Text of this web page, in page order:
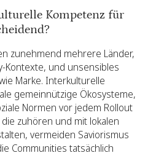
Kompetenz für
zunehmend mehrere Länder,
Kontexte, und unsensibles
Marke. Interkulturelle
gemeinnützige Ökosysteme,
Normen vor jedem Rollout
zuhören und mit lokalen
vermeiden Saviorismus
Communities tatsächlich